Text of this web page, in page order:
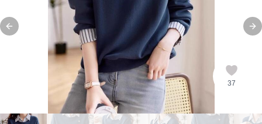
Previous slide
37